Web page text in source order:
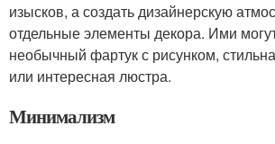
изысков, а создать дизайнерскую
отдельные элементы декора. Ими
необычный фартук с рисунком,
или интересная люстра.
Минимализм